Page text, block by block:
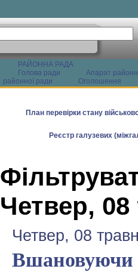
РАЙОННА РАДА
Голова ради
Апарат
районної ради
Оголошення
План перевірки стану
Реєстр галузевих
Четвер, 08
Четвер, 08
Вшановуючи